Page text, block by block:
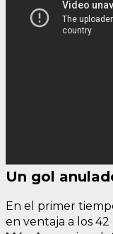
Un gol
En el primer
en ventaja a los